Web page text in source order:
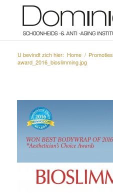
U bevindt zich hier: Home / Promoties
award_2016_bioslimming.jpg